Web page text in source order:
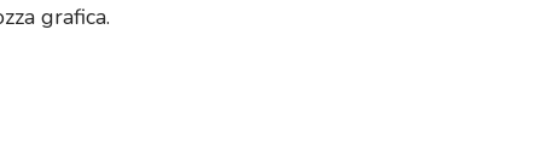
grafica.